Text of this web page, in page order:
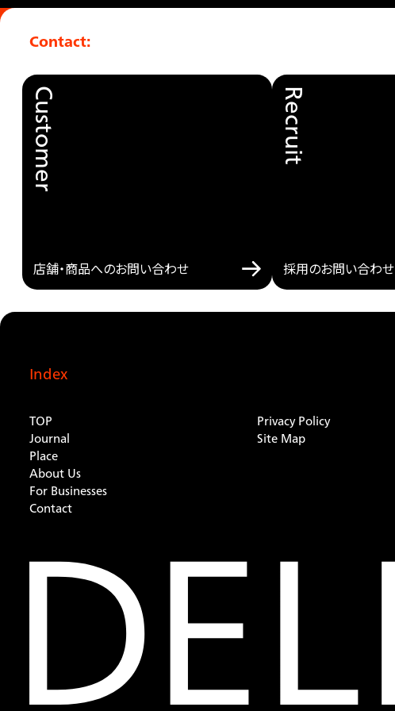
Contact:
Customer
店舗・商品へのお問い合わせ
Recruit
採用のお問い合わせ
Index
TOP
Journal
Place
About Us
For Businesses
Contact
Privacy Policy
Site Map